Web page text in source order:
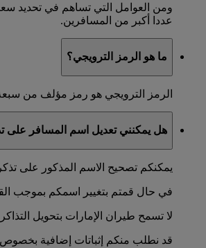
ومن العوامل التي تساهم في تحديد
عددا أكبر من المسافرين.
ما هو الرمز الترويجي؟
الرمز الترويجي هو رمز مؤلف من
هل يمكنني تعديل اسم المسافر على
يمكنكم تصحيح الاسم المذكور على
في حال قمتم بتغيير اسمكم بموجب
لا تسمح طيران الإمارات بتحويل
قد نطلب منكم إثباتات إضافية